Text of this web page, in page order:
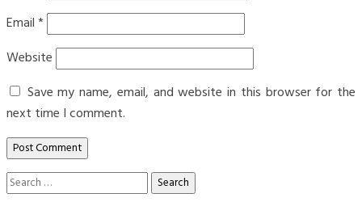
Email*
Website
Save my name, email, and website in this browser for the
next time I comment.
Search